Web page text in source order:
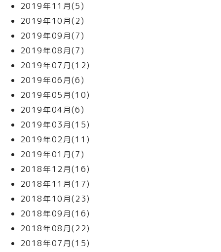
2019年11月(5)
2019年10月(2)
2019年09月(7)
2019年08月(7)
2019年07月(12)
2019年06月(6)
2019年05月(10)
2019年04月(6)
2019年03月(15)
2019年02月(11)
2019年01月(7)
2018年12月(16)
2018年11月(17)
2018年10月(23)
2018年09月(16)
2018年08月(22)
2018年07月(15)